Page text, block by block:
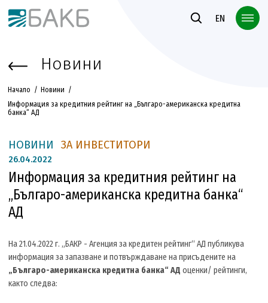
Към основното съдържание
EN
Новини
Начало
Новини
Информация за кредитния рейтинг на „Българо-американска кредитна
банка“ АД
НОВИНИ ЗА ИНВЕСТИТОРИ
26.04.2022
Информация за кредитния рейтинг на
„Българо-американска кредитна банка“
АД
На 21.04.2022 г. „БАКР - Агенция за кредитен рейтинг“ АД публикува
информация за запазване и потвърждаване на присъдените на
„Българо-американска кредитна банка“ АД оценки/ рейтинги,
както следва: